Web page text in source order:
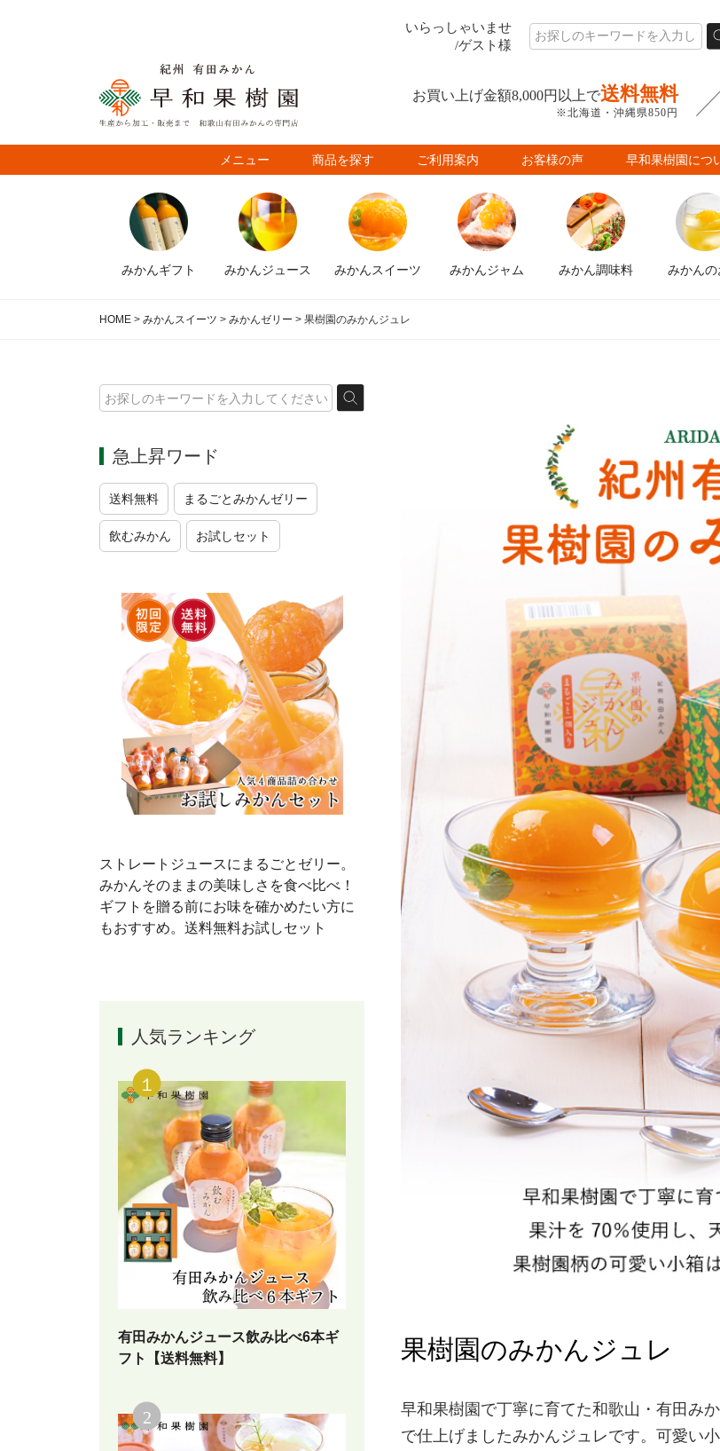
いらっしゃいませ
/ゲスト様
お買い上げ金額8,000円以上で送料無料
※北海道・沖縄県850円
メニュー 商品を探す ご利用案内 お客様の声 早和果樹園につ
みかんギフト みかんジュース みかんスイーツ みかんジャム みかん調味料 みかんの
HOME みかんスイーツ みかんゼリー 果樹園のみかんジュレ
急上昇ワード
送料無料 まるごとみかんゼリー
飲むみかん お試しセット
ストレートジュースにまるごとゼリー。
みかんそのままの美味しさを食べ比べ！
ギフトを贈る前にお味を確かめたい方に
もおすすめ。送料無料お試しセット
人気ランキング
有田みかんジュース飲み比べ6本ギ
フト【送料無料】
果樹園のみかんジュレ
早和果樹園で丁寧に育てた和歌山・有田み
で仕上げましたみかんジュレです。可愛い